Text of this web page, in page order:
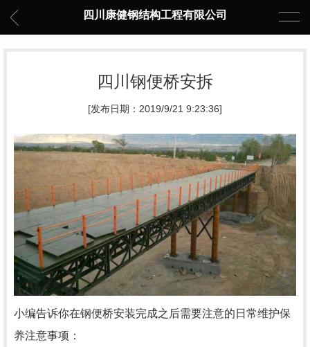
四川康健钢结构工程有限公司
四川钢便桥安拆
[发布日期：2019/9/21 9:23:36]
小编告诉你在钢便桥安装完成之后需要注意的日常维护保
养注意事项：